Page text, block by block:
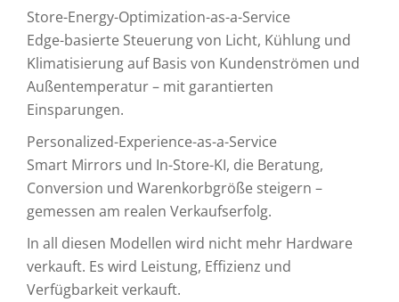
Store-Energy-Optimization-as-a-Service
Edge-basierte Steuerung von Licht, Kühlung und
Klimatisierung auf Basis von Kundenströmen und
Außentemperatur – mit garantierten
Einsparungen.
Personalized-Experience-as-a-Service
Smart Mirrors und In-Store-KI, die Beratung,
Conversion und Warenkorbgröße steigern –
gemessen am realen Verkaufserfolg.
In all diesen Modellen wird nicht mehr Hardware
verkauft. Es wird Leistung, Effizienz und
Verfügbarkeit verkauft.